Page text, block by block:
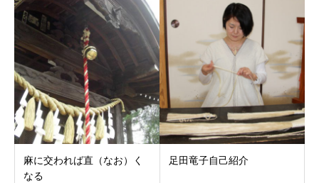
麻に交われば直（なお）く
なる
足田竜子自己紹介